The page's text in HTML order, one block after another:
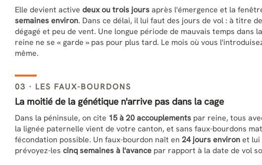
Elle devient active deux ou trois joursaprès l'émergence et la
semaines environ. Dans ce délai, il lui faut des jours de vol : à titre
dégagé et peu de vent. Une longue période de mauvais temps dans
reine ne se « garde » pas pour plus tard. Le mois où vous
même.
03 · LES FAUX-BOURDONS
La moitié de la génétique n'arrive pas dans la cage
Dans la péninsule, on cite 15 à 20 accouplements par reine, tous
la lignée paternelle vient de votre canton, et sans faux-bourdons
fécondation possible. Un faux-bourdon naît en 24 jours environet lui
prévoyez-les cinq semaines à l'avance par rapport à la date de vol